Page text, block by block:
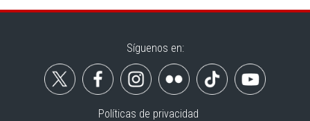
Síguenos en:
Políticas de privacidad